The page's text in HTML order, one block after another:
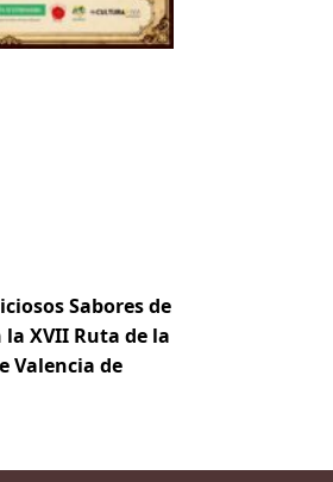
Sabores de
la XVII Ruta de la
Valencia de